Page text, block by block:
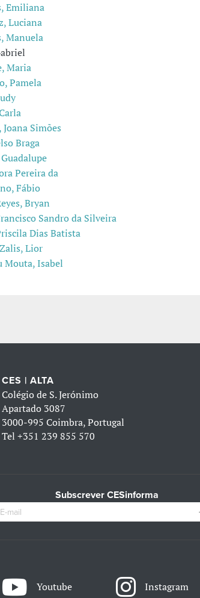
Emiliana
Luciana
Manuela
Maria
Pamela
Joana Simões
Braga
Pereira da
Fábio
Bryan
Sandro da Silveira
Dias Batista
Lior
Mouta, Isabel
CES | ALTA
Colégio de S. Jerónimo
Apartado 3087
3000-995 Coimbra, Portugal
Tel+351 239 855 570
Subscrever CESinforma
Youtube Instagram